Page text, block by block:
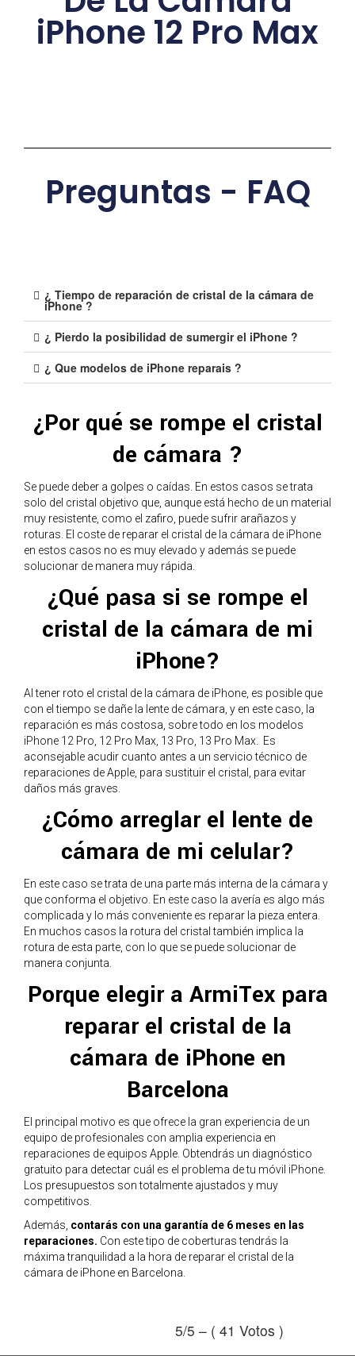
iPhone 12 Pro Max
Preguntas - FAQ
¿ Tiempo de reparación de cristal de la cámara de
iPhone ?
¿ Pierdo la posibilidad de sumergir el iPhone ?
¿ Que modelos de iPhone reparais ?
¿Por qué se rompe el cristal
de cámara ?
Se puede deber a golpes o caídas. En estos casos se trata
solo del cristal objetivo que, aunque está hecho de un material
muy resistente, como el zafiro, puede sufrir arañazos y
roturas. El coste de reparar el cristal de la cámara de iPhone
en estos casos no es muy elevado y además se puede
solucionar de manera muy rápida.
¿Qué pasa si se rompe el
cristal de la cámara de mi
iPhone?
Al tener roto el cristal de la cámara de iPhone, es posible que
con el tiempo se dañe la lente de cámara, y en este caso, la
reparación es más costosa, sobre todo en los modelos
iPhone 12 Pro, 12 Pro Max, 13 Pro, 13 Pro Max. Es
aconsejable acudir cuanto antes a un servicio técnico de
reparaciones de Apple, para sustituir el cristal, para evitar
daños más graves.
¿Cómo arreglar el lente de
cámara de mi celular?
En este caso se trata de una parte más interna de la cámara y
que conforma el objetivo. En este caso la avería es algo más
complicada y lo más conveniente es reparar la pieza entera.
En muchos casos la rotura del cristal también implica la
rotura de esta parte, con lo que se puede solucionar de
manera conjunta.
Porque elegir a ArmiTex para
reparar el cristal de la
cámara de iPhone en
Barcelona
El principal motivo es que ofrece la gran experiencia de un
equipo de profesionales con amplia experiencia en
reparaciones de equipos Apple. Obtendrás un diagnóstico
gratuito para detectar cuál es el problema de tu móvil iPhone.
Los presupuestos son totalmente ajustados y muy
competitivos.
Además, contarás con una garantía de 6 meses en las
reparaciones. Con este tipo de coberturas tendrás la
máxima tranquilidad a la hora de reparar el cristal de la
cámara de iPhone en Barcelona.
5/5 – ( 41 Votos )